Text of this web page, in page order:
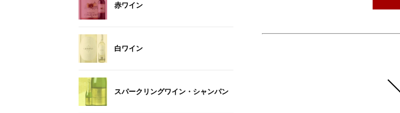
赤ワイン
白ワイン
スパークリングワイン・シャンパン